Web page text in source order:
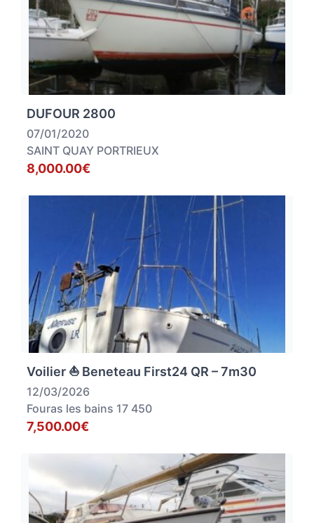
DUFOUR 2800
07/01/2020
SAINT QUAY PORTRIEUX
8,000.00€
Voilier ⛵ Beneteau First24 QR – 7m30
12/03/2026
Fouras les bains 17 450
7,500.00€